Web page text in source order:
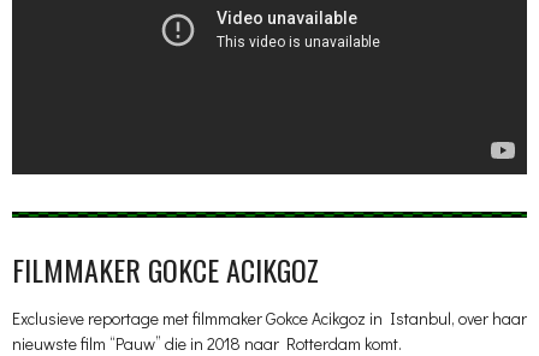
FILMMAKER GOKCE ACIKGOZ
Exclusieve reportage met filmmaker Gokce Acikgoz in Istanbul, over haar
nieuwste film “Pauw” die in 2018 naar Rotterdam komt.